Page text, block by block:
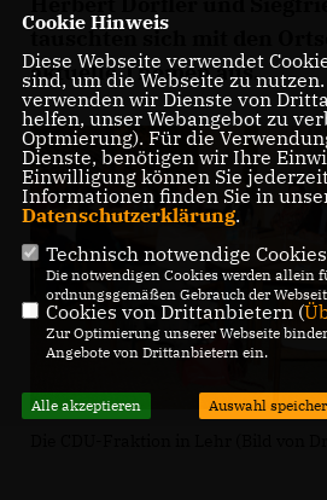
tauschten sich mit den
aktuelle Themen aus.
Cookie Hinweis
Diese Webseite verwendet
sind, um die Webseite zu
verwenden wir Dienste von
helfen, unser Webangebot zu
Optmierung). Für die
Dienste, benötigen wir Ihre
Einwilligung können Sie
Informationen finden Sie in
Datenschutzerklärung.
Technisch notwendige
Die notwendigen Cookies werden allein
ordnungsgemäßen Gebrauch der
Cookies von Drittanbietern (
Zur Optimierung unserer Webseite
Angebote von Drittanbietern ein.
Alle akzeptieren Auswahl